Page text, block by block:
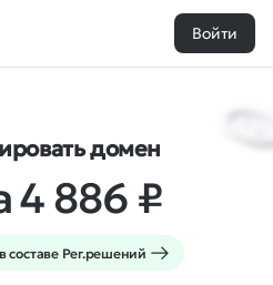
Войти
домен
4 886 ₽
составе Рег.решений